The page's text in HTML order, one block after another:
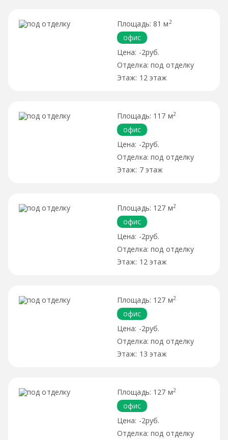
81 м 2
офис
-2руб.
под отделку
12 этаж
117 м2
офис
-2руб.
под отделку
7 этаж
127 м2
офис
-2руб.
под отделку
12 этаж
127 м2
офис
-2руб.
под отделку
13 этаж
127 м2
офис
-2руб.
под отделку